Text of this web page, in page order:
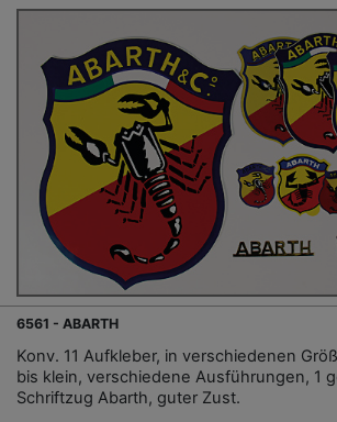
6561 - ABARTH
Konv. 11 Aufkleber, in verschiedenen
bis klein, verschiedene Ausführungen, 1
Schriftzug Abarth, guter Zust.